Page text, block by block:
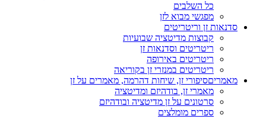
כל השלבים
מפגשי מבוא לזן
סדנאות זן וריטריטים
קבוצות מדיטציה שבועיות
ריטריטים וסדנאות זן
ריטריטים באירופה
ריטריטים במנזרי זן בקוריאה
מאמריםסיפורי זן, שיחות דהרמה, מאמרים על זן
מאמרי זן, בודהיזם ומדיטציה
סרטונים על זן מדיטציה ובודהיזם
ספרים מומלצים